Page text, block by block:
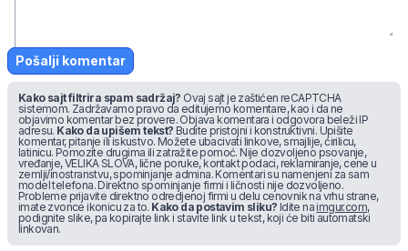
Pošalji komentar
Kako sajt filtrira spam sadržaj? Ovaj sajt je zaštićen reCAPTCHA
sistemom. Zadržavamo pravo da editujemo komentare, kao i da ne
objavimo komentar bez provere. Objava komentara i odgovora beleži IP
adresu. Kako da upišem tekst? Budite pristojni i konstruktivni. Upišite
komentar, pitanje ili iskustvo. Možete ubacivati linkove, smajlije, ćirilicu,
latinicu. Pomozite drugima ili zatražite pomoć. Nije dozvoljeno psovanje,
vređanje, VELIKA SLOVA, lične poruke, kontakt podaci, reklamiranje, cene u
zemlji/inostranstvu, spominjanje admina. Komentari su namenjeni za sam
model telefona. Direktno spominjanje firmi i ličnosti nije dozvoljeno.
Probleme prijavite direktno odredjenoj firmi u delu cenovnik na vrhu strane,
imate zvonce ikonicu za to. Kako da postavim sliku? Idite na imgur.com,
podignite slike, pa kopirajte link i stavite link u tekst, koji će biti automatski
linkovan.